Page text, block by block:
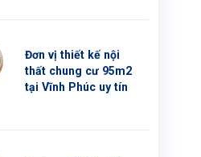
Đơn vị thiết kế nội
thất chung cư 95m2
tại Vĩnh Phúc uy tín